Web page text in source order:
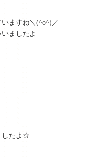
ますね＼(^o^)／
ましたよ
したよ☆